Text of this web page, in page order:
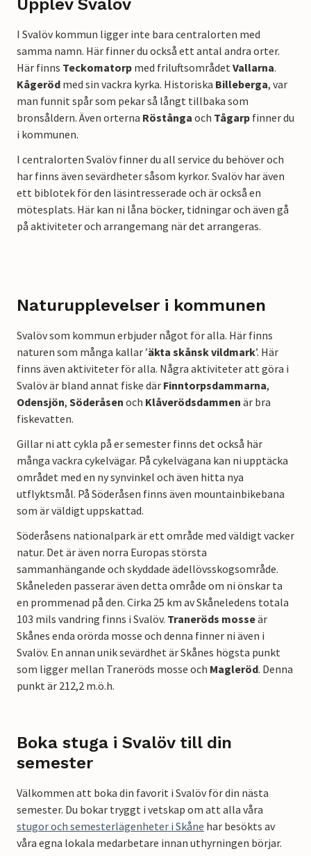
Upplev Svalöv
I Svalöv kommun ligger inte bara centralorten med
samma namn. Här finner du också ett antal andra orter.
Här finns Teckomatorp med friluftsområdetVallarna.
Kågeröd med sin vackra kyrka. Historiska Billeberga, var
man funnit spår som pekar så långt tillbaka som
bronsåldern. Även orterna Röstånga och Tågarp finner du
i kommunen.
I centralorten Svalöv finner du all service du behöver och
har finns även sevärdheter såsom kyrkor. Svalöv har även
ett biblotek för den läsintresserade och är också en
mötesplats. Här kan ni låna böcker, tidningar och även gå
på aktiviteter och arrangemang när det arrangeras.
Naturupplevelser i kommunen
Svalöv som kommun erbjuder något för alla. Här finns
naturen som många kallar ’äkta skånsk vildmark’. Här
finns även aktiviteter för alla. Några aktiviteter att göra i
Svalöv är bland annat fiske där Finntorpsdammarna,
Odensjön, Söderåsen och Klåverödsdammen är bra
fiskevatten.
Gillar ni att cykla på er semester finns det också här
många vackra cykelvägar. På cykelvägana kan ni upptäcka
området med en ny synvinkel och även hitta nya
utflyktsmål. På Söderåsen finns även mountainbikebana
som är väldigt uppskattad.
Söderåsens nationalpark är ett område med väldigt vacker
natur. Det är även norra Europas största
sammanhängande och skyddade ädellövsskogsområde.
Skåneleden passerar även detta område om ni önskar ta
en prommenad på den. Cirka 25 km av Skåneledens totala
103 mils vandring finns i Svalöv. Traneröds mosseär
Skånes enda orörda mosse och denna finner ni även i
Svalöv. En annan unik sevärdhet är Skånes högsta punkt
som ligger mellan Traneröds mosse och Magleröd. Denna
punkt är 212,2 m.ö.h.
Boka stuga i Svalöv till din
semester
Välkommen att boka din favorit i Svalöv för din nästa
semester. Du bokar tryggt i vetskap om att alla våra
stugor och semesterlägenheter i Skåne har besökts av
våra egna lokala medarbetare innan uthyrningen börjar.